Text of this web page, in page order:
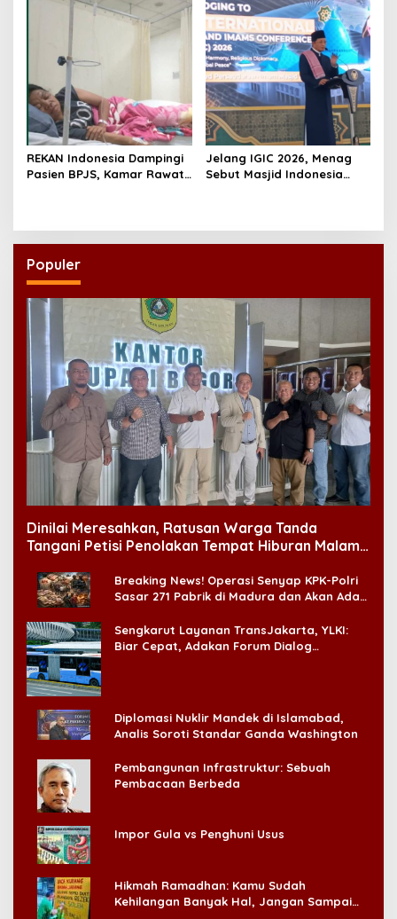
REKAN Indonesia Dampingi
Pasien BPJS, Kamar Rawat
Jelang IGIC 2026, Menag
Sebut Masjid Indonesia
Populer
Dinilai Meresahkan, Ratusan Warga Tanda
Tangani Petisi Penolakan Tempat Hiburan Malam
Breaking News! Operasi Senyap KPK-Polri
Sasar 271 Pabrik di Madura dan Akan Ada
Sengkarut Layanan TransJakarta, YLKI:
Biar Cepat, Adakan Forum Dialog
Diplomasi Nuklir Mandek di Islamabad,
Analis Soroti Standar Ganda Washington
Pembangunan Infrastruktur: Sebuah
Pembacaan Berbeda
Impor Gula vs Penghuni Usus
Hikmah Ramadhan: Kamu Sudah
Kehilangan Banyak Hal, Jangan Sampai